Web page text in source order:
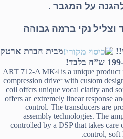
על המגבר .
וצליל נקי ברמה גבוהה
מבית חברת ארטק
ART 712-A MK4 is a unique product
compression driver with custom
coil offers unique vocal clarity and
offers an extremely linear response
control. The transducers are
assembly technologies. The
controlled by a DSP that takes care
control, soft